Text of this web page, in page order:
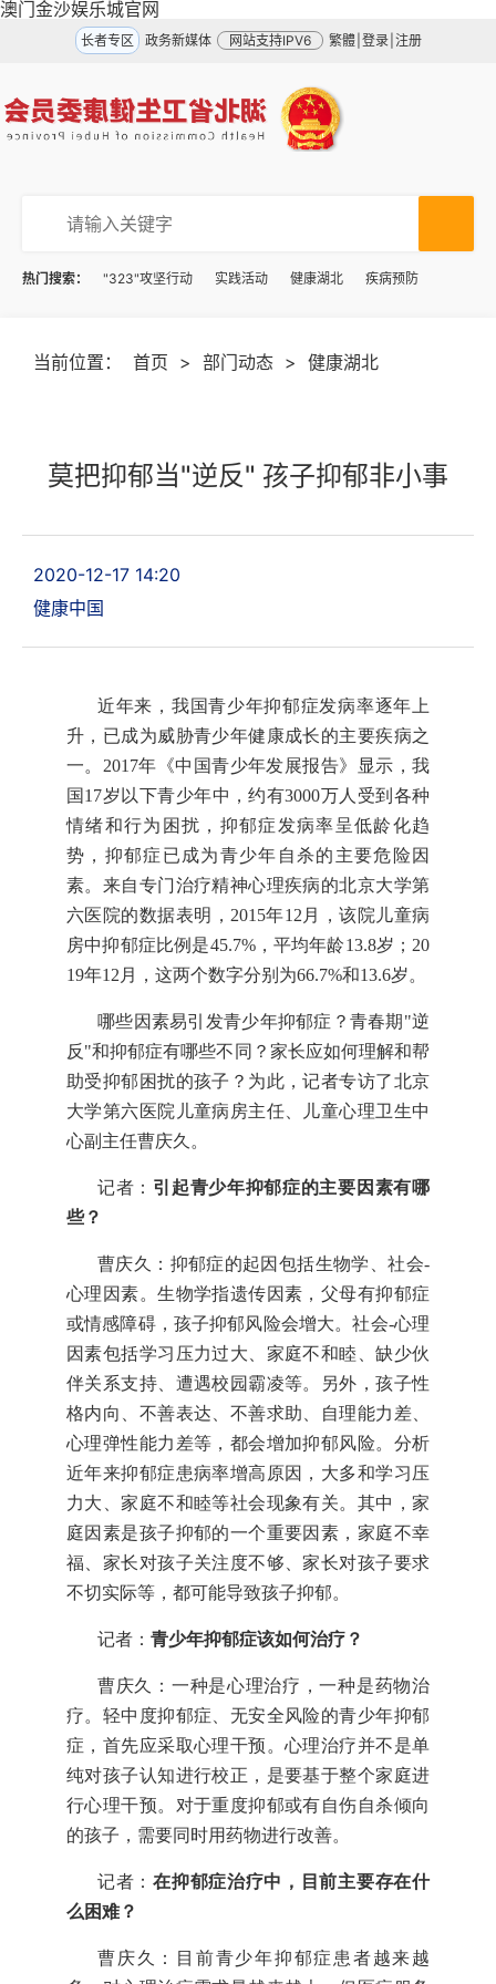
澳门金沙娱乐城官网
长者专区 政务新媒体 网站支持IPV6 繁體 登录 注册
热门搜索： "323"攻坚行动 实践活动 健康湖北 疾病预防
当前位置： 首页 > 部门动态 > 健康湖北
莫把抑郁当"逆反" 孩子抑郁非小事
2020-12-17 14:20
健康中国
近年来，我国青少年抑郁症发病率逐年上
升，已成为威胁青少年健康成长的主要疾病之
一。2017年《中国青少年发展报告》显示，我
国17岁以下青少年中，约有3000万人受到各种
情绪和行为困扰，抑郁症发病率呈低龄化趋
势，抑郁症已成为青少年自杀的主要危险因
素。来自专门治疗精神心理疾病的北京大学第
六医院的数据表明，2015年12月，该院儿童病
房中抑郁症比例是45.7%，平均年龄13.8岁；20
19年12月，这两个数字分别为66.7%和13.6岁。
哪些因素易引发青少年抑郁症？青春期"逆
反"和抑郁症有哪些不同？家长应如何理解和帮
助受抑郁困扰的孩子？为此，记者专访了北京
大学第六医院儿童病房主任、儿童心理卫生中
心副主任曹庆久。
记者： 引起青少年抑郁症的主要因素有哪
些？
曹庆久：抑郁症的起因包括生物学、社会-
心理因素。生物学指遗传因素，父母有抑郁症
或情感障碍，孩子抑郁风险会增大。社会-心理
因素包括学习压力过大、家庭不和睦、缺少伙
伴关系支持、遭遇校园霸凌等。另外，孩子性
格内向、不善表达、不善求助、自理能力差、
心理弹性能力差等，都会增加抑郁风险。分析
近年来抑郁症患病率增高原因，大多和学习压
力大、家庭不和睦等社会现象有关。其中，家
庭因素是孩子抑郁的一个重要因素，家庭不幸
福、家长对孩子关注度不够、家长对孩子要求
不切实际等，都可能导致孩子抑郁。
记者： 青少年抑郁症该如何治疗？
曹庆久：一种是心理治疗，一种是药物治
疗。轻中度抑郁症、无安全风险的青少年抑郁
症，首先应采取心理干预。心理治疗并不是单
纯对孩子认知进行校正，是要基于整个家庭进
行心理干预。对于重度抑郁或有自伤自杀倾向
的孩子，需要同时用药物进行改善。
记者：在抑郁症治疗中，目前主要存在什
么困难？
曹庆久：目前青少年抑郁症患者越来越